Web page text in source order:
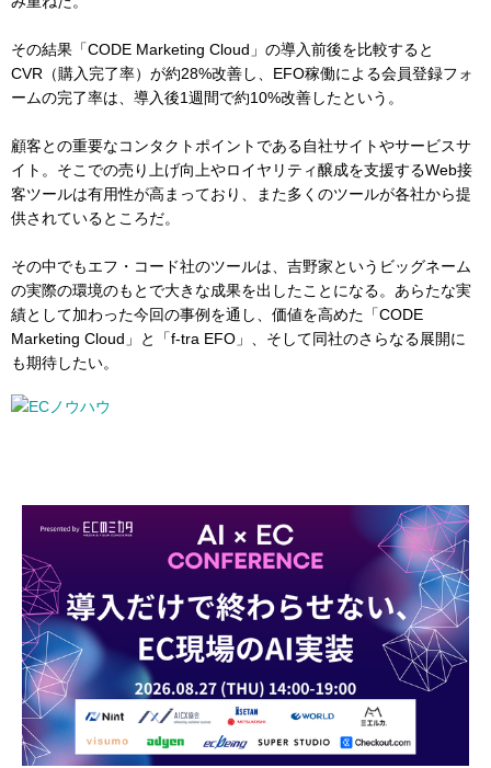
その結果「CODE Marketing Cloud」の導入前後を比較すると
CVR（購入完了率）が約28%改善し、EFO稼働による会員登録フォ
ームの完了率は、導入後1週間で約10%改善したという。
顧客との重要なコンタクトポイントである自社サイトやサービスサ
イト。そこでの売り上げ向上やロイヤリティ醸成を支援するWeb接
客ツールは有用性が高まっており、また多くのツールが各社から提
供されているところだ。
その中でもエフ・コード社のツールは、吉野家というビッグネーム
の実際の環境のもとで大きな成果を出したことになる。あらたな実
績として加わった今回の事例を通し、価値を高めた「CODE
Marketing Cloud」と「f-tra EFO」、そして同社のさらなる展開に
も期待したい。